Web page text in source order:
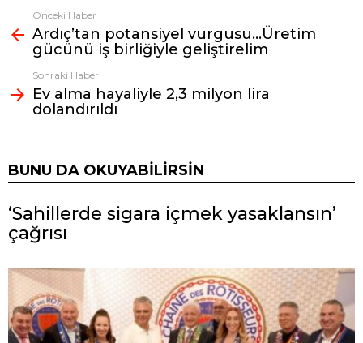
Fazlasına
bak
Önceki Haber
Ardıç’tan potansiyel vurgusu…Üretim
gücünü iş birliğiyle geliştirelim
Sonraki Haber
Ev alma hayaliyle 2,3 milyon lira
dolandırıldı
BUNU DA OKUYABILIRSIN
‘Sahillerde sigara içmek yasaklansın’
çağrısı